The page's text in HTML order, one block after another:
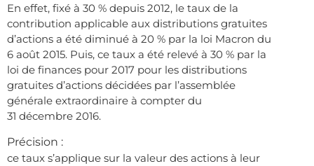
En effet, fixé à 30 % depuis 2012, le taux de la
contribution applicable aux distributions gratuites
d’actions a été diminué à 20 % par la loi Macron du
6 août 2015. Puis, ce taux a été relevé à 30 % par la
loi de finances pour 2017 pour les distributions
gratuites d’actions décidées par l’assemblée
générale extraordinaire à compter du
31 décembre 2016.
Précision :
ce taux s’applique sur la valeur des actions à leur